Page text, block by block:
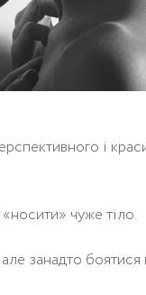
і
чуже тіло.
занадто